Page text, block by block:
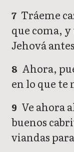
7 Tráeme
que coma,
Jehová
8 Ahora,
en lo que te
9 Ve ahora
buenos
viandas